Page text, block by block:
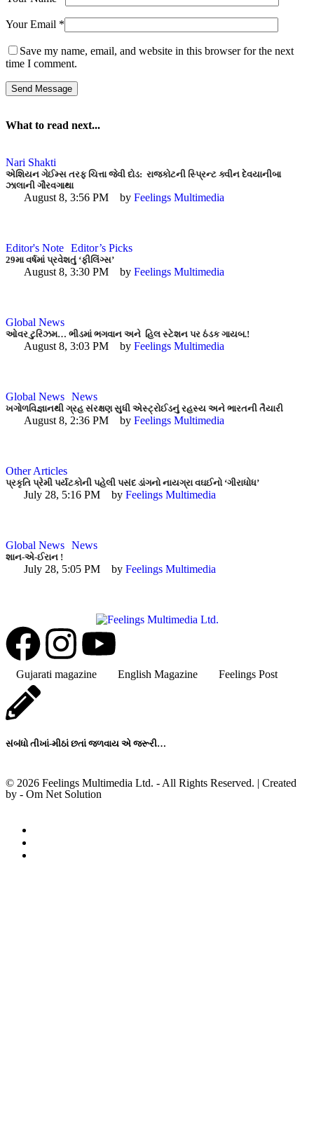
Your Email *
Save my name, email, and website in this browser for the next
time I comment.
Send Message
What to read next...
Nari Shakti
એશિયન ગેઈમ્સ તરફ ચિત્તા જેવી દોડ: રાજકોટની સ્પ્રિન્ટ ક્વીન દેવયાનીબા
ઝાલાની ગૌરવગાથા
August 8, 3:56 PM by Feelings Multimedia
Editor's Note Editor’s Picks
29મા વર્ષમાં પ્રવેશતું ‘ફીલિંગ્સ’
August 8, 3:30 PM by Feelings Multimedia
Global News
ઓવર ટુરિઝમ… ભીડમાં ભગવાન અને હિલ સ્ટેશન પર ઠંડક ગાયબ.!
August 8, 3:03 PM by Feelings Multimedia
Global News News
ખગોળવિજ્ઞાનથી ગ્રહ સંરક્ષણ સુધી એસ્ટ્રોઈડનું રહસ્ય અને ભારતની તૈયારી
August 8, 2:36 PM by Feelings Multimedia
Other Articles
પ્રકૃતિ પ્રેમી પર્યટકોની પહેલી પસંદ ડાંગનો નાયગ્રા વઘઈનો ‘ગીરાધોધ’
July 28, 5:16 PM by Feelings Multimedia
Global News News
શાન-એ-ઈરાન !
July 28, 5:05 PM by Feelings Multimedia
Gujarati magazine English Magazine Feelings Post
સંબંધો તીખાં-મીઠાં છતાં જળવાય એ જરૂરી…
© 2026 Feelings Multimedia Ltd. - All Rights Reserved. | Created
by - Om Net Solution